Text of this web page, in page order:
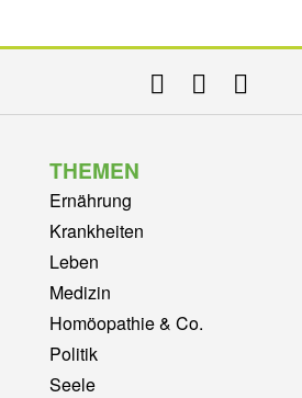
THEMEN
Ernährung
Krankheiten
Leben
Medizin
Homöopathie & Co.
Politik
Seele